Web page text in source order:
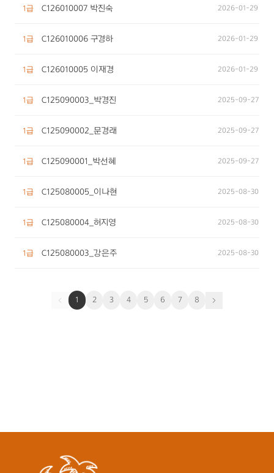
1급 C126010007 박진숙 2026-01-29
1급 C126010006 구경하 2026-01-29
1급 C126010005 이재경 2026-01-29
1급 C125090003_박경진 2025-09-27
1급 C125090002_문경래 2025-09-27
1급 C125090001_박선혜 2025-09-27
1급 C125080005_이나현 2025-08-30
1급 C125080004_허지영 2025-08-30
1급 C125080003_강은주 2025-08-30
1 2 3 4 5 6 7 8